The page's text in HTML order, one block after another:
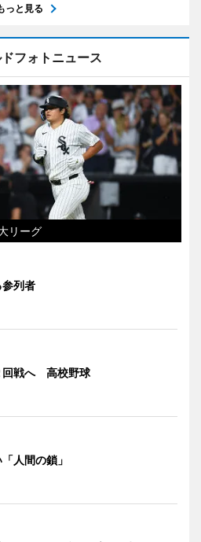
っと見る
フォトニュース
リーグ
列者
回戦へ 高校野球
「人間の鎖」